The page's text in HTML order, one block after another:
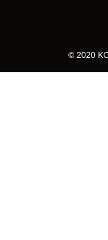
© 2020